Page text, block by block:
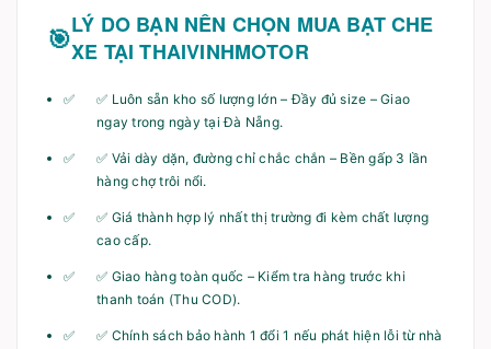
LÝ DO BẠN NÊN CHỌN MUA BẠT CHE
XE TẠI THAIVINHMOTOR
✅ Luôn sẵn kho số lượng lớn – Đầy đủ size – Giao
ngay trong ngày tại Đà Nẵng.
✅ Vải dày dặn, đường chỉ chắc chắn – Bền gấp 3 lần
hàng chợ trôi nổi.
✅ Giá thành hợp lý nhất thị trường đi kèm chất lượng
cao cấp.
✅ Giao hàng toàn quốc – Kiểm tra hàng trước khi
thanh toán (Thu COD).
✅ Chính sách bảo hành 1 đổi 1 nếu phát hiện lỗi từ nhà